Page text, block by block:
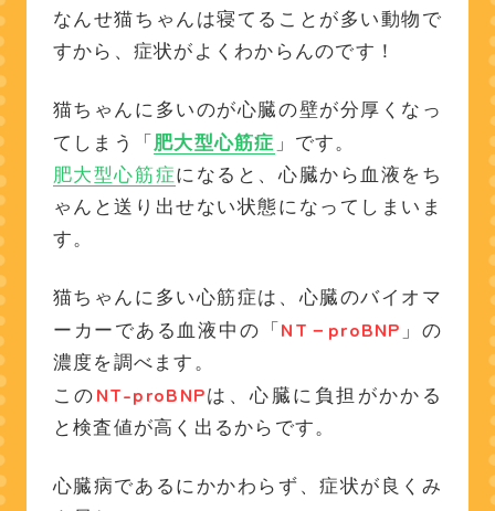
なんせ猫ちゃんは寝てることが多い動物で
すから、症状がよくわからんのです！
猫ちゃんに多いのが心臓の壁が分厚くなっ
てしまう「 肥大型心筋症 」です。
肥大型心筋症になると、心臓から血液をち
ゃんと送り出せない状態になってしまいま
す。
猫ちゃんに多い心筋症は、心臓のバイオマ
ーカーである血液中の「NT－proBNP 」の
濃度を調べます。
この NT-proBNPは、心臓に負担がかかる
と検査値が高く出るからです。
心臓病であるにかかわらず、症状が良くみ